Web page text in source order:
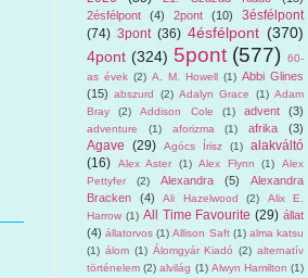
2ésfélpont
(4) 2pont (10)
3ésfélpont
(74) 3pont (36) 4ésfélpont (370)
4pont (324) 5pont (577) 60-
as évek (2) A. M. Howell (1) Abbi Glines
(15) abszurd (2) Adalyn Grace (1) Adam
Bray
(2) Addison Cole (1) advent (3)
adventure (1) aforizma (1) afrika (3)
Agave (29) Agócs Írisz (1)
alakváltó
(16)
Alex Aster (1) Alex Flynn (1)
Alex
Pettyfer
(2) Alexandra (5)
Alexandra
Bracken
(4) Ali Hazelwood (2)
Alix E.
Harrow (1) All Time Favourite (29) állat
(4) állatorvos (1) Allison Saft (1) alma katsu
(1) álom (1) Álomgyár Kiadó (2) alternatív
történelem (2) alvilág (1) Alwyn Hamilton (1)